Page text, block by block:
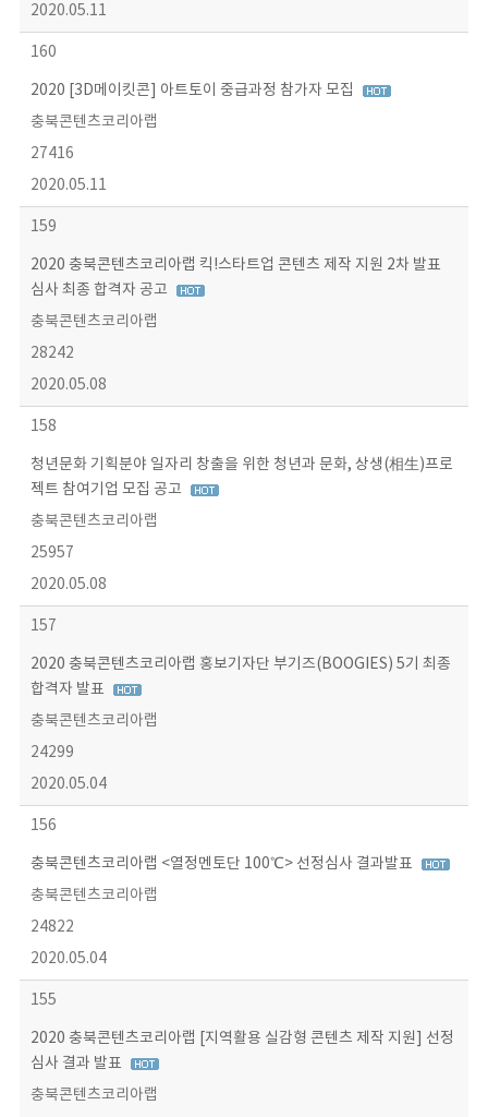
2020.05.11
160
2020 [3D메이킷콘] 아트토이 중급과정 참가자 모집
충북콘텐츠코리아랩
27416
2020.05.11
159
2020 충북콘텐츠코리아랩 킥!스타트업 콘텐츠 제작 지원 2차 발표
심사 최종 합격자 공고
충북콘텐츠코리아랩
28242
2020.05.08
158
청년문화 기획분야 일자리 창출을 위한 청년과 문화, 상생(相生)프로
젝트 참여기업 모집 공고
충북콘텐츠코리아랩
25957
2020.05.08
157
2020 충북콘텐츠코리아랩 홍보기자단 부기즈(BOOGIES) 5기 최종
합격자 발표
충북콘텐츠코리아랩
24299
2020.05.04
156
충북콘텐츠코리아랩 <열정멘토단 100℃> 선정심사 결과발표
충북콘텐츠코리아랩
24822
2020.05.04
155
2020 충북콘텐츠코리아랩 [지역활용 실감형 콘텐츠 제작 지원] 선정
심사 결과 발표
충북콘텐츠코리아랩